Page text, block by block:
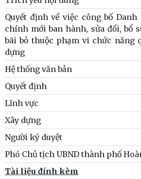
Quyết định về việc công bố
chính mới ban hành, sửa đổi, bổ
bãi bỏ thuộc phạm vi chức năng
dựng
Hệ thống văn bản
Quyết định
Lĩnh vực
Xây dựng
Người ký duyệt
Phó Chủ tịch UBND thành phố
Tài liệu đính kèm